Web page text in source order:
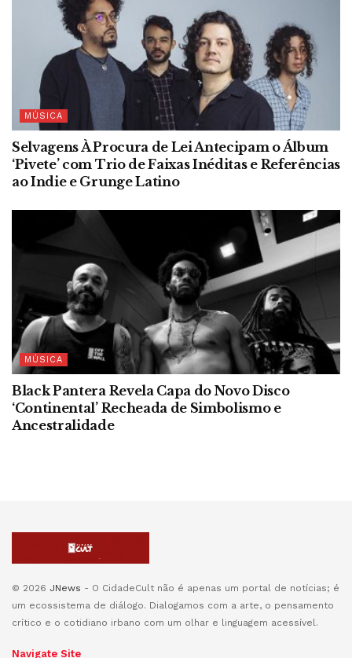
MÚSICA
Selvagens À Procura de Lei Antecipam o Álbum
‘Pivete’ com Trio de Faixas Inéditas e Referências
ao Indie e Grunge Latino
MÚSICA
Black Pantera Revela Capa do Novo Disco
‘Continental’ Recheada de Simbolismo e
Ancestralidade
© 2026 JNews - O CidadeCult não é apenas um portal de notícias; é
um ecossistema de diálogo. Dialogamos com a arte, o pensamento
crítico e o cotidiano irbano com um olhar e linguagem acessível.
Navigate Site